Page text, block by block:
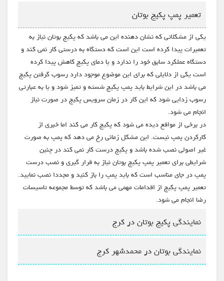
تعمیر پمپ پکیج بوتان
یکی از مشکلاتی که نشان دهنده این می باشد که پکیج بوتان نیاز به
تعمیرات پیدا کرده است این است که دستگاه به درستی کار نمی کند و
دستگاه عملکرد سابق خود را ندارد و یا دمای پکیج کاهش پیدا کرده
است یکی از دلایلی که برای این موضوع موجود دارد رسوب گرفتن پکیج
می باشد در این شرایط باید پمپ پکیج شسته و تمیز شود و یا به عبارتی
رسوب زدایی شود که این کار در زمان سرویس پکیج در صورت نیاز
انجام می شود.
در برخی از مواقع دیده می شود که پکیج کار می کند اما خبری از
کارکردن پمپ نیست. این مشکل زمانی رخ می دهد که پمپ به صورت
غیر اصولی نصب شده باشد و پکیج درست کار نمی کند در چنین
شرایطی برای تعمیر پمپ پکیج بوتان نیاز به قرار گیری و نصب درست
پمپ در جای مناسب است که باید پمپ را باز کنید و مجددا نصب نمایید.
تعمیر پمپ پکیج از اقدامات مهمی می باشد که توسط مجموعه تاسیسات
رضا انجام می شود.
نمایندگی پکیج بوتان در کرج
نمایندگی بوتان در محمدشهر کرج